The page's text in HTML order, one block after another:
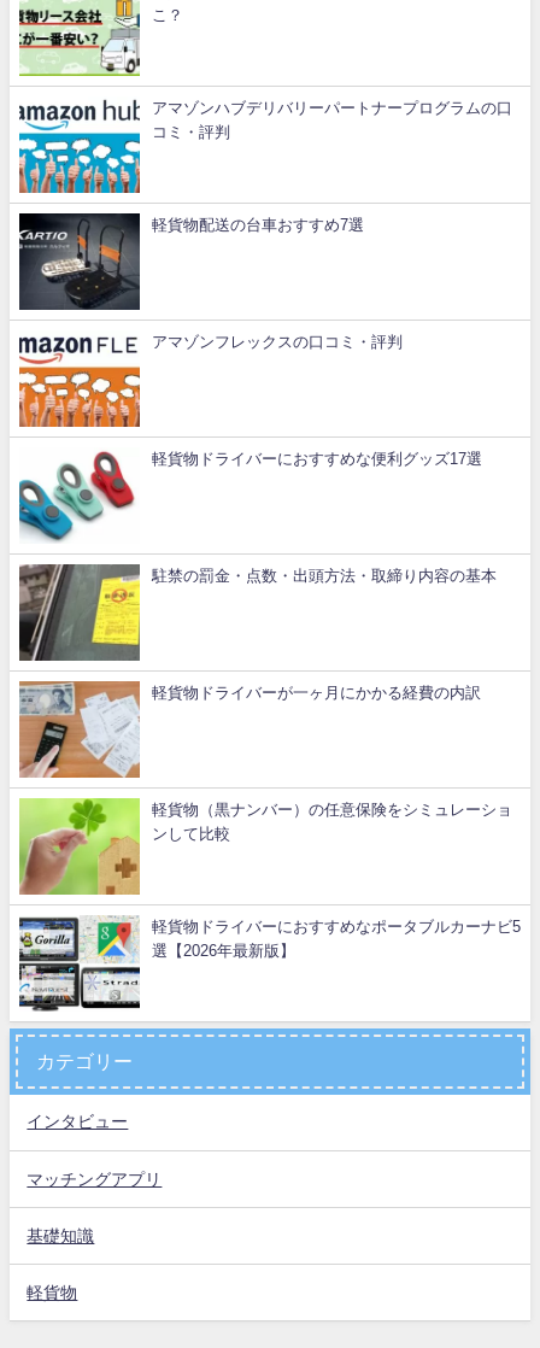
こ？
アマゾンハブデリバリーパートナープログラムの口
コミ・評判
軽貨物配送の台車おすすめ7選
アマゾンフレックスの口コミ・評判
軽貨物ドライバーにおすすめな便利グッズ17選
駐禁の罰金・点数・出頭方法・取締り内容の基本
軽貨物ドライバーが一ヶ月にかかる経費の内訳
軽貨物（黒ナンバー）の任意保険をシミュレーショ
ンして比較
軽貨物ドライバーにおすすめなポータブルカーナビ5
選【2026年最新版】
カテゴリー
インタビュー
マッチングアプリ
基礎知識
軽貨物